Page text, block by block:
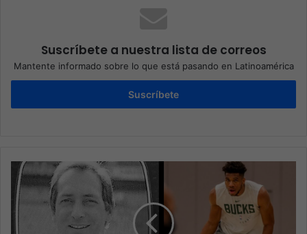
Suscríbete a nuestra lista de correos
Mantente informado sobre lo que está pasando en Latinoamérica
Suscríbete